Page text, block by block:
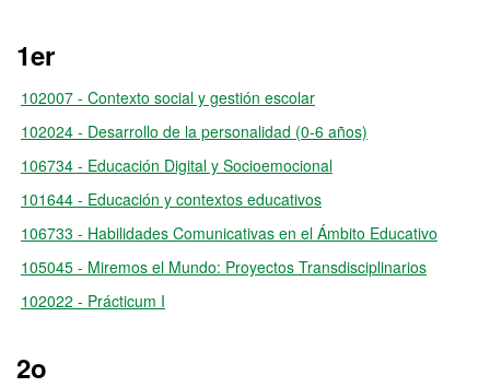
1er
102007 - Contexto social y gestión escolar
102024 - Desarrollo de la personalidad (0-6 años)
106734 - Educación Digital y Socioemocional
101644 - Educación y contextos educativos
106733 - Habilidades Comunicativas en el Ámbito Educativo
105045 - Miremos el Mundo: Proyectos Transdisciplinarios
102022 - Prácticum I
2o